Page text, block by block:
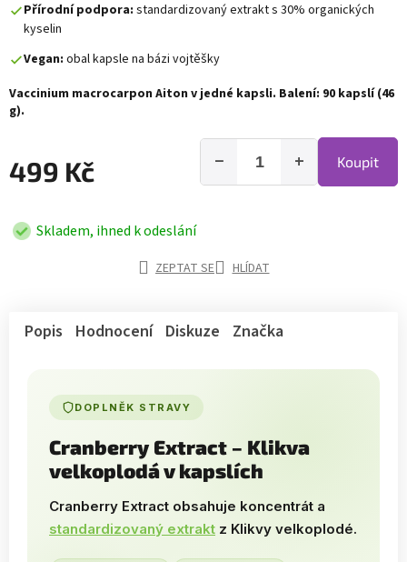
Přírodní podpora: standardizovaný extrakt s 30% organických
kyselin
Vegan: obal kapsle na bázi vojtěšky
Vaccinium macrocarpon Aiton v jedné kapsli. Balení: 90 kapslí (46
g).
499 Kč +
− Koupit
Skladem, ihned k odeslání
ZEPTAT SE HLÍDAT
Popis Hodnocení Diskuze Značka
DOPLNĚK STRAVY
Cranberry Extract – Klikva
velkoplodá v kapslích
Cranberry Extract obsahuje koncentrát a
standardizovaný extrakt z Klikvy velkoplodé.